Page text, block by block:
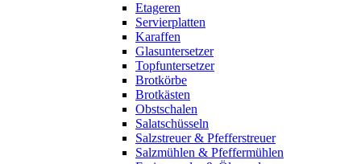
Wassergläser
Weingläser
Sektgläser
Cocktailgläser
Biergläser
Schnapsgläser
Kaffee & Teegläser
Alles zu "Gläser"
Geschirr
Zurück zu "Servieren"